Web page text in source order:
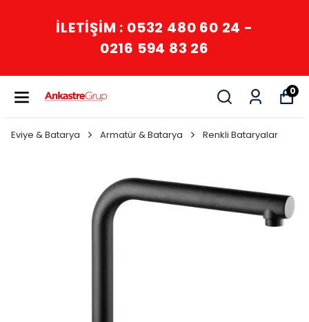
İLETİŞİM : 0532 480 60 24 -
0216 594 83 26
0
Eviye & Batarya Armatür & Batarya Renkli Bataryalar